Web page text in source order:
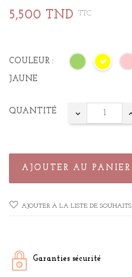
5,500 TND TTC
COULEUR :
JAUNE
QUANTITÉ
AJOUTER AU PANIER
AJOUTER À LA LISTE DE SOUHAITS
Garanties sécurité